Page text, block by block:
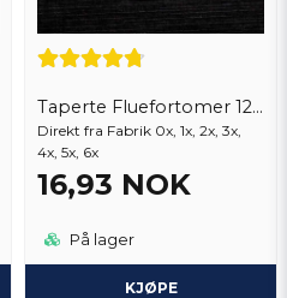
Taperte Fluefortomer 12 Ft
Direkt fra Fabrik 0x, 1x, 2x, 3x,
4x, 5x, 6x
16,93 NOK
På lager
KJØPE
kg, 0,14 mm= 11,8 kg,